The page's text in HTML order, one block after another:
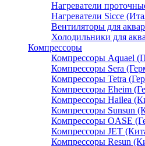
Нагреватели
Нагреватели Sicce
Вентиляторы для
Холодильники для
Компрессоры
Компрессоры Aquael
Компрессоры Sera
Компрессоры Tetra
Компрессоры Eheim
Компрессоры Hailea
Компрессоры Sunsun
Компрессоры OASE
Компрессоры JET
Компрессоры Resun